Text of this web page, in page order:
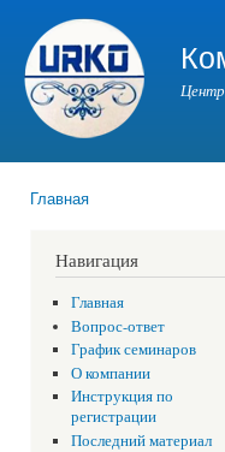
Главная
Навигация
Главная
Вопрос-ответ
График семинаров
О компании
Инструкция по
регистрации
Последний материал